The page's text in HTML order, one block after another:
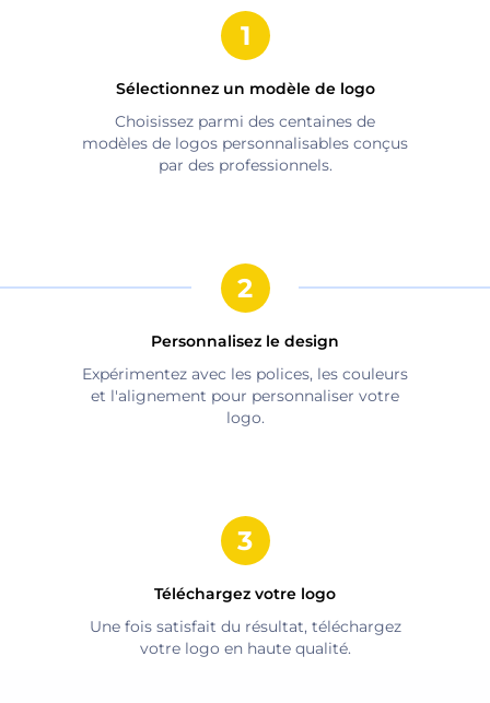
Sélectionnez un modèle de logo
Choisissez parmi des centaines de
modèles de logos personnalisables conçus
par des professionnels.
Personnalisez le design
Expérimentez avec les polices, les couleurs
et l'alignement pour personnaliser votre
logo.
Téléchargez votre logo
Une fois satisfait du résultat, téléchargez
votre logo en haute qualité.